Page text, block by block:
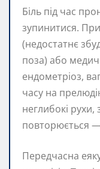
Біль під час
зупинитися.
(недостатнє
поза) або
ендометріоз,
часу на
неглибокі
повторюється —
Передчасна